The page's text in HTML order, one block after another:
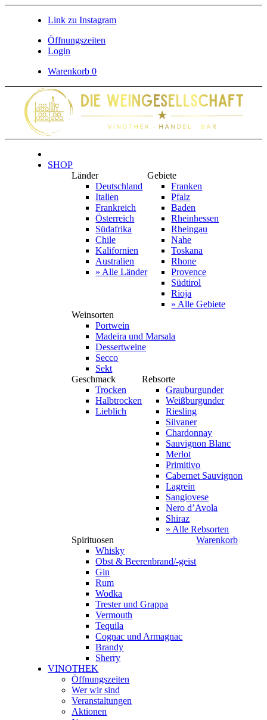
Link zu Instagram
Öffnungszeiten
Login
Warenkorb0
SHOP
Länder
Deutschland
Italien
Frankreich
Österreich
Südafrika
Chile
Kalifornien
Australien
» Alle Länder
Gebiete
Franken
Pfalz
Baden
Rheinhessen
Rheingau
Nahe
Toskana
Rhone
Provence
Südtirol
Rioja
» Alle Gebiete
Weinsorten
Portwein
Madeira und Marsala
Dessertweine
Secco
Sekt
Geschmack
Trocken
Halbtrocken
Lieblich
Rebsorte
Grauburgunder
Weißburgunder
Riesling
Silvaner
Chardonnay
Sauvignon Blanc
Merlot
Primitivo
Cabernet Sauvignon
Lagrein
Sangiovese
Nero d’Avola
Shiraz
» Alle Rebsorten
Spirituosen
Whisky
Obst & Beerenbrand/-geist
Gin
Rum
Wodka
Trester und Grappa
Vermouth
Tequila
Cognac und Armagnac
Brandy
Sherry
Warenkorb
VINOTHEK
Öffnungszeiten
Wer wir sind
Veranstaltungen
Aktionen